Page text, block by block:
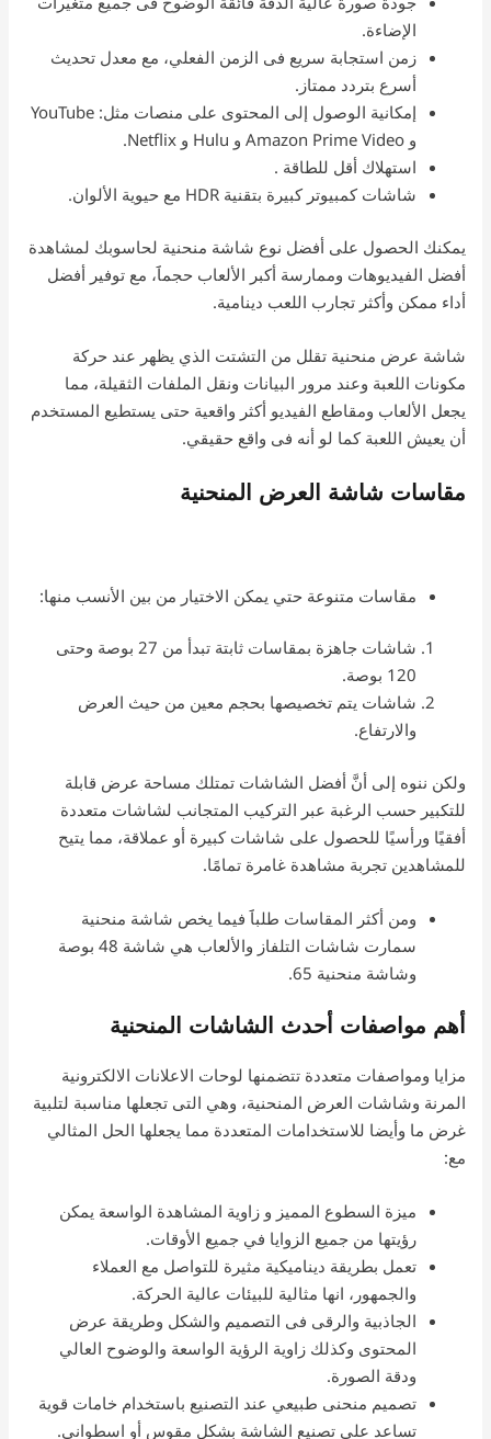
الإضاءة.
زمن استجابة سريع فى الزمن الفعلي، مع معدل تحديث
أسرع بتردد ممتاز.
إمكانية الوصول إلى المحتوى على منصات مثل: YouTube
و Amazon Prime Video و Hulu و Netflix.
استهلاك أقل للطاقة .
شاشات كمبيوتر كبيرة بتقنية HDR مع حيوية الألوان.
يمكنك الحصول على أفضل نوع شاشة منحنية لحاسوبك لمشاهدة
أفضل الفيديوهات وممارسة أكبر الألعاب حجماََ، مع توفير أفضل
أداء ممكن وأكثر تجارب اللعب دينامية.
شاشة عرض منحنية تقلل من التشتت الذي يظهر عند حركة
مكونات اللعبة وعند مرور البيانات ونقل الملفات الثقيلة، مما
يجعل الألعاب ومقاطع الفيديو أكثر واقعية حتى يستطيع المستخدم
أن يعيش اللعبة كما لو أنه فى واقع حقيقي.
مقاسات شاشة العرض المنحنية
مقاسات متنوعة حتي يمكن الاختيار من بين الأنسب منها:
شاشات جاهزة بمقاسات ثابتة تبدأ من 27 بوصة وحتى
120 بوصة.
شاشات يتم تخصيصها بحجم معين من حيث العرض
والارتفاع.
ولكن ننوه إلى أنَّ أفضل الشاشات تمتلك مساحة عرض قابلة
للتكبير حسب الرغبة عبر التركيب المتجانب لشاشات متعددة
أفقيًا ورأسيًا للحصول على شاشات كبيرة أو عملاقة، مما يتيح
للمشاهدين تجربة مشاهدة غامرة تمامًا.
ومن أكثر المقاسات طلباََ فيما يخص شاشة منحنية
سمارت شاشات التلفاز والألعاب هي شاشة 48 بوصة
وشاشة منحنية 65.
أهم مواصفات أحدث الشاشات المنحنية
مزايا ومواصفات متعددة تتضمنها لوحات الاعلانات الالكترونية
المرنة وشاشات العرض المنحنية، وهي التى تجعلها مناسبة لتلبية
غرض ما وأيضا للاستخدامات المتعددة مما يجعلها الحل المثالي
مع:
ميزة السطوع المميز و زاوية المشاهدة الواسعة يمكن
رؤيتها من جميع الزوايا في جميع الأوقات.
تعمل بطريقة ديناميكية مثيرة للتواصل مع العملاء
والجمهور، انها مثالية للبيئات عالية الحركة.
الجاذبية والرقى فى التصميم والشكل وطريقة عرض
المحتوى وكذلك زاوية الرؤية الواسعة والوضوح العالي
ودقة الصورة.
تصميم منحنى طبيعي عند التصنيع باستخدام خامات قوية
تساعد على تصنيع الشاشة بشكل مقوس أو اسطواني.